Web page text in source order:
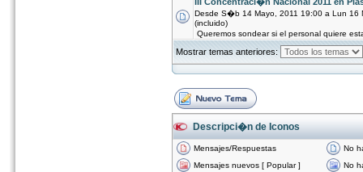
Desde S�b 14 Mayo, 2011 19:00 a Lun 16
(incluido)
Queremos sondear si el personal quiere
Mostrar temas anteriores:
Descripci�n de Iconos
Mensajes/Respuestas
No
Mensajes nuevos [ Popular ]
No